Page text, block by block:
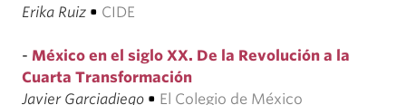
Erika Ruiz • CIDE
- México en el siglo XX. De la Revolución a la
Cuarta Transformación
Javier Garciadiego • El Colegio de México